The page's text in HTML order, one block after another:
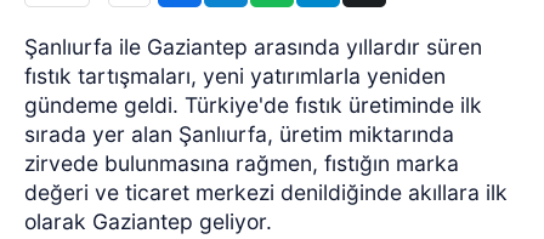
Şanlıurfa ile Gaziantep arasında yıllardır süren
fıstık tartışmaları, yeni yatırımlarla yeniden
gündeme geldi. Türkiye'de fıstık üretiminde ilk
sırada yer alan Şanlıurfa, üretim miktarında
zirvede bulunmasına rağmen, fıstığın marka
değeri ve ticaret merkezi denildiğinde akıllara ilk
olarak Gaziantep geliyor.